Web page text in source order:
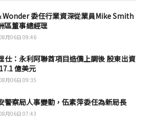
委任行業資深從業員Mike Smith
區董事總經理
月06日 09:46
仕：永利阿聯酋項目造價上調後 股東出資
億美元
月06日 09:35
警察局人事變動，伍素萍委任為新局長
月06日 07:43